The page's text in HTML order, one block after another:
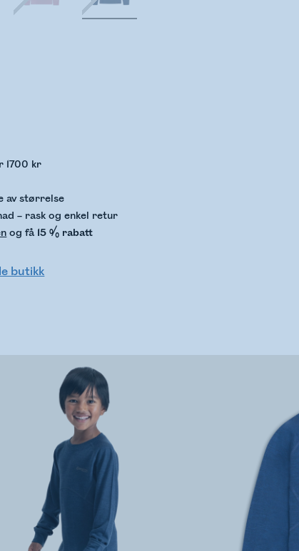
1700 kr
av størrelse
– rask og enkel retur
og få 15 % rabatt
butikk